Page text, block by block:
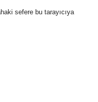
sefere bu tarayıcıya